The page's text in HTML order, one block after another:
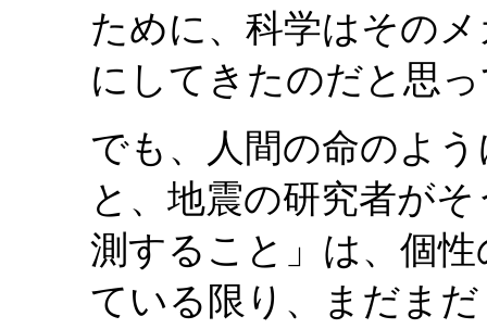
ために、科学はその
にしてきたのだと思
でも、人間の命のよ
と、地震の研究者が
測すること」は、個
ている限り、まだま